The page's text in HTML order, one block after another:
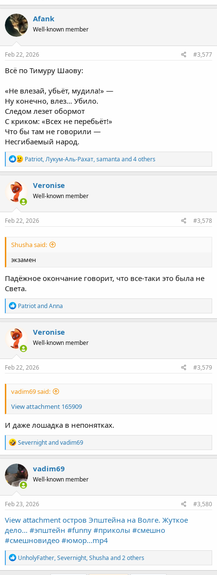
Afank
Well-known member
Feb 22, 2026 #3,577
Всё по Тимуру Шаову:
«Не влезай, убьёт, мудила!» —
Ну конечно, влез… Убило.
Следом лезет обормот
С криком: «Всех не перебьёт!»
Что бы там не говорили —
Несгибаемый народ.
R
e
a
i
o
n
s
Patriot,Лукум-Аль-Рахат,samanta and 4 others
Veronise
Well-known member
Feb 22, 2026 #3,578
Shusha said:
экзамен
Падёжное окончание говорит, что все-таки это была не
Света.
R
e
a
c
t
i
o
n
s
PatriotandAnna
Veronise
Well-known member
Feb 22, 2026 #3,579
vadim69 said:
View attachment 165909
И даже лошадка в непонятках.
R
e
a
c
t
i
o
n
s
Severnightandvadim69
vadim69
Well-known member
Feb 23, 2026 #3,580
View attachment остров Эпштейна на Волге. Жуткое
дело… #эпштейн #funny #приколы #смешно
#смешновидео #юмор...mp4
R
e
a
UnholyFather,Severnight,Shusha and 2 others